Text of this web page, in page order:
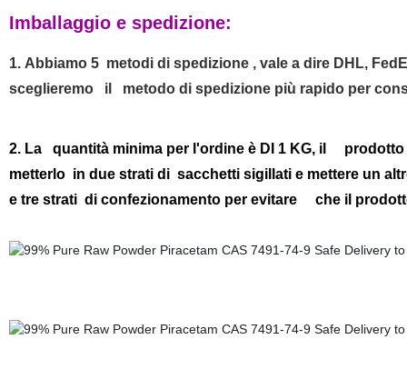
Imballaggio e spedizione:
1. Abbiamo 5 metodi di spedizione , vale a dire DHL,
sceglieremo il metodo di spedizione più rapido per
2. La quantità minima per l'ordine è DI 1 KG, il
metterlo in due strati di sacchetti sigillati e mettere un
e tre strati di confezionamento per evitare che il